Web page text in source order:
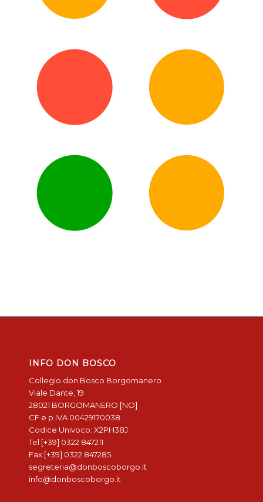
INFO DON BOSCO
Collegio don Bosco Borgomanero
Viale Dante, 19
28021 BORGOMANERO [NO]
CF e p.IVA 00429170038
Codice Univoco: X2PH38J
Tel [+39] 0322 847211
Fax [+39] 0322 847285
segreteria@donboscoborgo.it
info@donboscoborgo.it